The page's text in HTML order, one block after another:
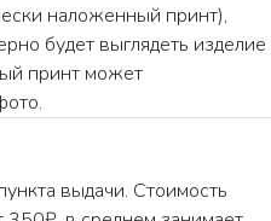
наложенный принт),
будет выглядеть изделие
принт может
выдачи. Стоимость